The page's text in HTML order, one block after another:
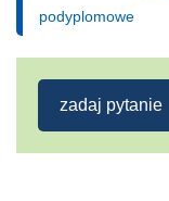
podyplomowe
zadaj pytanie